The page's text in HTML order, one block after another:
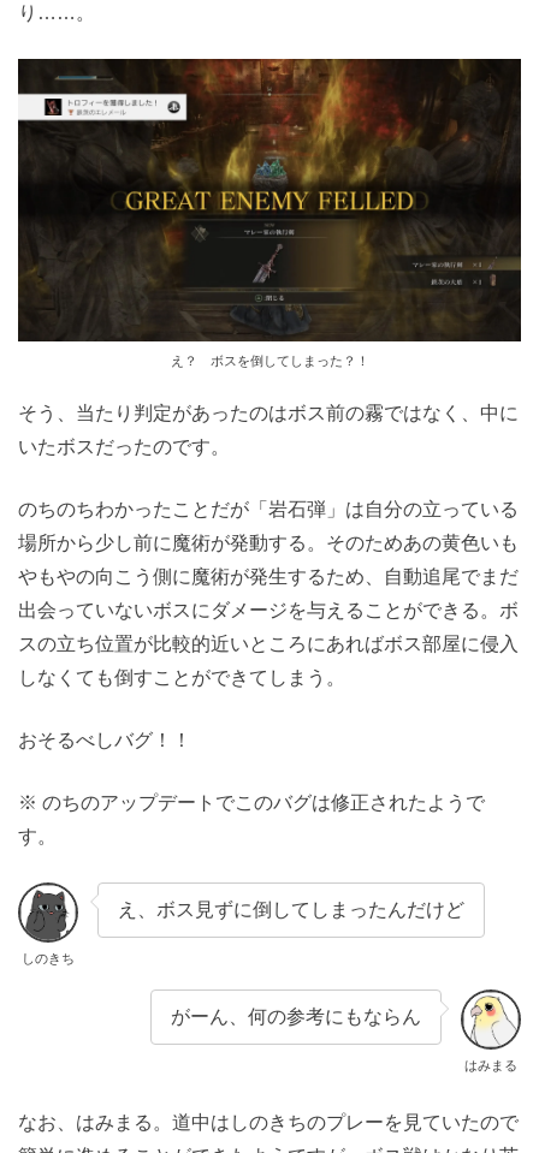
り……。
え？ ボスを倒してしまった？！
そう、当たり判定があったのはボス前の霧ではなく、中に
いたボスだったのです。
のちのちわかったことだが「岩石弾」は自分の立っている
場所から少し前に魔術が発動する。そのためあの黄色いも
やもやの向こう側に魔術が発生するため、自動追尾でまだ
出会っていないボスにダメージを与えることができる。ボ
スの立ち位置が比較的近いところにあればボス部屋に侵入
しなくても倒すことができてしまう。
おそるべしバグ！！
※ のちのアップデートでこのバグは修正されたようで
す。
しのきち
え、ボス見ずに倒してしまったんだけど
はみまる
がーん、何の参考にもならん
なお、はみまる。道中はしのきちのプレーを見ていたので